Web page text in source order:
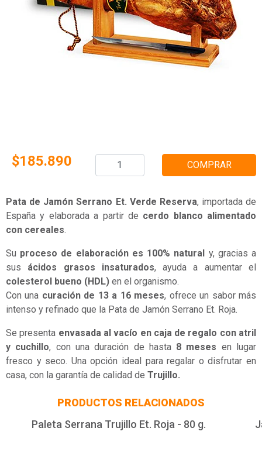
$185.890 COMPRAR
Pata de Jamón Serrano Et. Verde Reserva, importada de
España y elaborada a partir de cerdo blanco alimentado
con cereales.
Su proceso de elaboración es 100% natural y, gracias a
sus ácidos grasos insaturados, ayuda a aumentar el
colesterol bueno (HDL) en el organismo.
Con una curación de 13 a 16 meses, ofrece un sabor más
intenso y refinado que la Pata de Jamón Serrano Et. Roja.
Se presenta envasada al vacío en caja de regalo con atril
y cuchillo, con una duración de hasta 8 meses en lugar
fresco y seco. Una opción ideal para regalar o disfrutar en
casa, con la garantía de calidad de Trujillo.
PRODUCTOS RELACIONADOS
Paleta Serrana Trujillo Et. Roja - 80 g.